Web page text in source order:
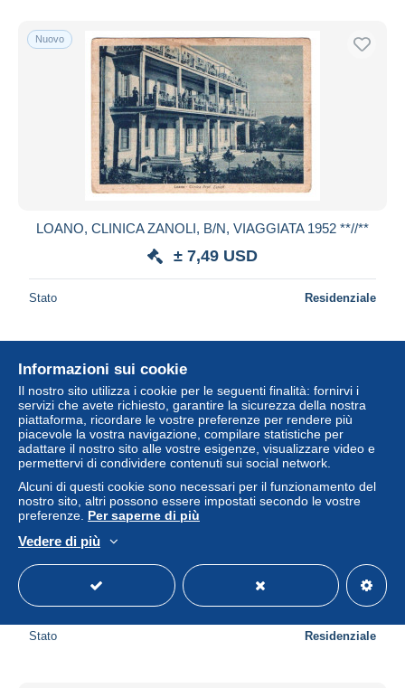
Nuovo
LOANO, CLINICA ZANOLI, B/N, VIAGGIATA 1952 **//**
± 7,49 USD
Stato Residenziale
Nuovo
Finale Ligure (SV) Panorama dal Mare e Motoscafi;
Barche sulla Spiaggia all'Alba, Blocco/lot 2 cartoline
± 1,15 USD
Stato Residenziale
Informazioni sui cookie
Il nostro sito utilizza i cookie per le seguenti finalità: fornirvi i
servizi che avete richiesto, garantire la sicurezza della nostra
piattaforma, ricordare le vostre preferenze per rendere più
piacevole la vostra navigazione, compilare statistiche per
adattare il nostro sito alle vostre esigenze, visualizzare video e
permettervi di condividere contenuti sui social network.
Alcuni di questi cookie sono necessari per il funzionamento del
nostro sito, altri possono essere impostati secondo le vostre
preferenze. Per saperne di più
Vedere di più